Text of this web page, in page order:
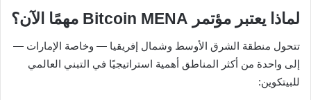
لماذا يعتبر مؤتمر Bitcoin MENA مهمًا الآن؟
تتحول منطقة الشرق الأوسط وشمال إفريقيا — وخاصة الإمارات —
إلى واحدة من أكثر المناطق أهمية استراتيجيًا في التبني العالمي
للبيتكوين: